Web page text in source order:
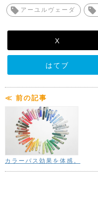
アーユルヴェーダ
X
はてブ
≪ 前の記事
カラーバス効果を体感。